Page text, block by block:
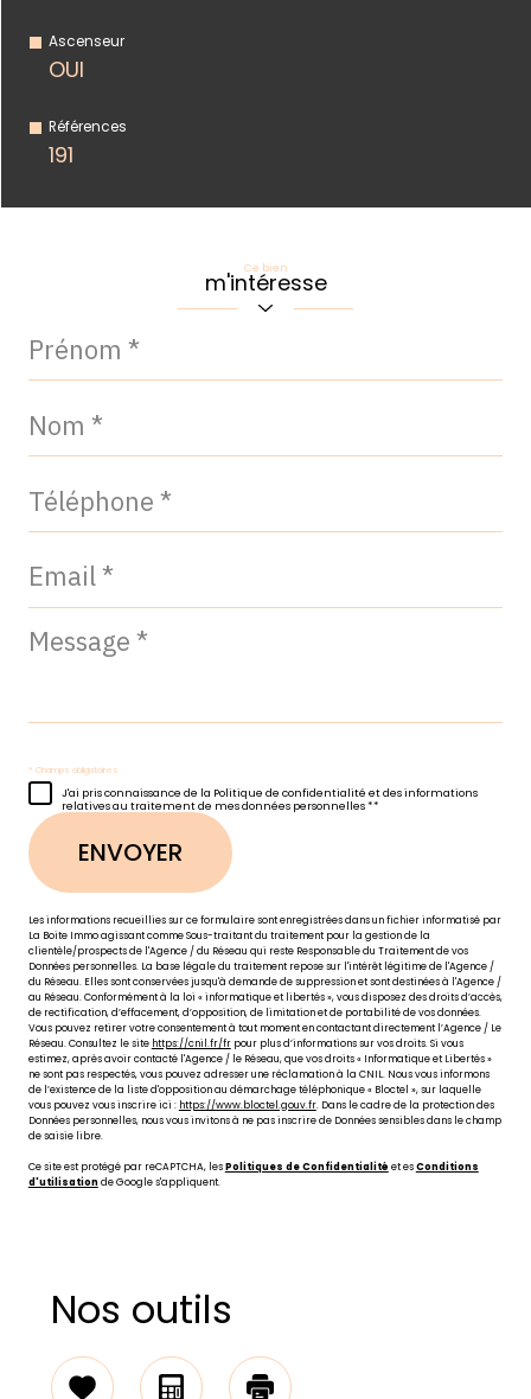
Ascenseur
OUI
Références
191
Ce bien
m'intéresse
*
*
*
*
Message
* Champs obligatoires
J'ai pris connaissance de la Politique de confidentialité et des informations
relatives au traitement de mes données personnelles **
ENVOYER
Les informations recueillies sur ce formulaire sont enregistrées dans un fichier informatisé par
La Boite Immo agissant comme Sous-traitant du traitement pour la gestion de la
clientèle/prospects de l'Agence / du Réseau qui reste Responsable du Traitement de vos
Données personnelles. La base légale du traitement repose sur l'intérêt légitime de l'Agence /
du Réseau. Elles sont conservées jusqu'à demande de suppression et sont destinées à l'Agence /
au Réseau. Conformément à la loi « informatique et libertés », vous disposez des droits d’accès,
de rectification, d’effacement, d’opposition, de limitation et de portabilité de vos données.
Vous pouvez retirer votre consentement à tout moment en contactant directement l’Agence / Le
Réseau. Consultez le site https://cnil.fr/frpour plus d’informations sur vos droits. Si vous
estimez, après avoir contacté l'Agence / le Réseau, que vos droits « Informatique et Libertés »
ne sont pas respectés, vous pouvez adresser une réclamation à la CNIL. Nous vous informons
de l’existence de la liste d'opposition au démarchage téléphonique « Bloctel », sur laquelle
vous pouvez vous inscrire ici : https://www.bloctel.gouv.fr. Dans le cadre de la protection des
Données personnelles, nous vous invitons à ne pas inscrire de Données sensibles dans le champ
de saisie libre.
Ce site est protégé par reCAPTCHA, lesPolitiques de Confidentialitéet esConditions
d'utilisationde Google s'appliquent.
Nos outils